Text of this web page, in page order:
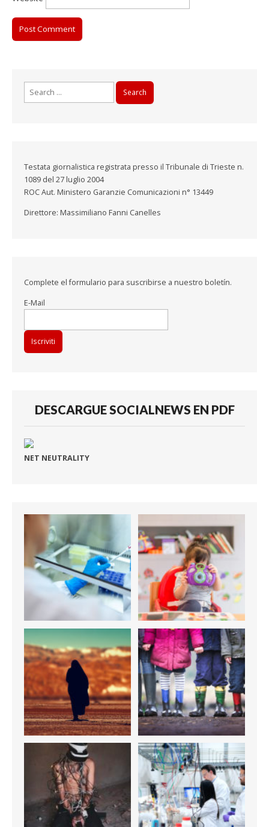
Testata giornalistica registrata presso il Tribunale di Trieste n.
1089 del 27 luglio 2004
ROC Aut. Ministero Garanzie Comunicazioni n° 13449
Direttore: Massimiliano Fanni Canelles
Complete el formulario para suscribirse a nuestro boletín.
E-Mail
DESCARGUE SOCIALNEWS EN PDF
NET NEUTRALITY